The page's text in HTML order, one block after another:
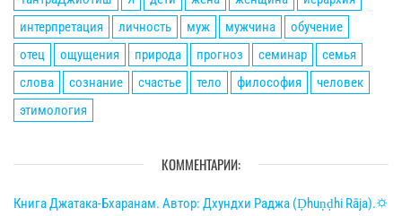
интерпретация
личность муж мужчина
обучение
отец
ощущения природа прогноз семинар
семья
слова
сознание счастье тело философия
человек
этимология
КОММЕНТАРИИ:
Книга Джатака-Бхаранам. Автор: Дхундхи Раджа (Ḍhuṇḍhi Rāja).🌣